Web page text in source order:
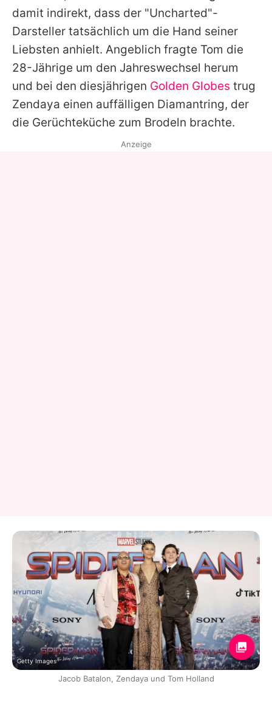
damit indirekt, dass der "Uncharted"-
Darsteller tatsächlich um die Hand seiner
Liebsten anhielt. Angeblich fragte Tom die
28-Jährige um den Jahreswechsel herum
und bei den diesjährigen Golden Globes trug
Zendaya einen auffälligen Diamantring, der
die Gerüchteküche zum Brodeln brachte.
Anzeige
Getty Images
Jacob Batalon, Zendaya und Tom Holland